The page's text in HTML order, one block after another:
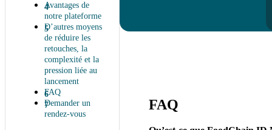
Avantages de
notre plateforme
D’autres moyens
de réduire les
retouches, la
complexité et la
pression liée au
lancement
FAQ
Demander un
rendez-vous
FAQ